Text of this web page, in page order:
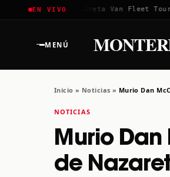
EN VIVO
Coachella 2026 Greta Van Fleet Tour✱
MENÚ
Inicio » Noticias » Murio Dan
NOTICIAS
Murio
de